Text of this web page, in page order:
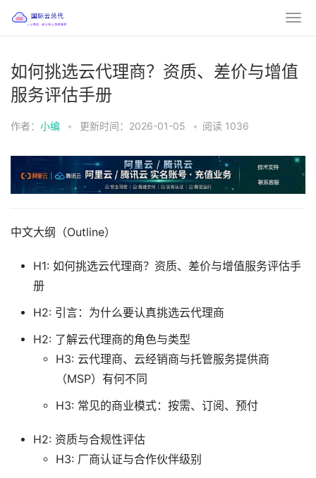
如何挑选云代理商？资质、差价与增值
服务评估手册
作者： 小编 • 更新时间：2026-01-05 • 阅读 1036
中文大纲（Outline）
H1: 如何挑选云代理商？资质、差价与增值服务评估手
册
H2: 引言：为什么要认真挑选云代理商
H2: 了解云代理商的角色与类型
H3: 云代理商、云经销商与托管服务提供商
（MSP）有何不同
H3: 常见的商业模式：按需、订阅、预付
H2: 资质与合规性评估
H3: 厂商认证与合作伙伴级别